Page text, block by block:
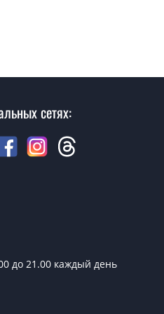
дверей
установить двери
часов, при
вызвать
сетях:
до 21.00 каждый день